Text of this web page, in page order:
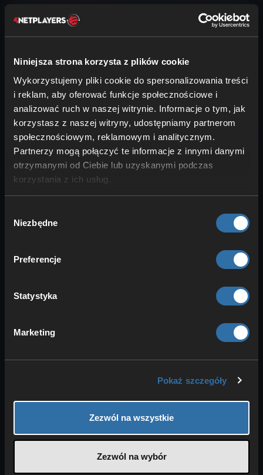
Niniejsza strona korzysta z plików cookie
Wykorzystujemy pliki cookie do spersonalizowania treści
i reklam, aby oferować funkcje społecznościowe i
analizować ruch w naszej witrynie. Informacje o tym, jak
korzystasz z naszej witryny, udostępniamy partnerom
społecznościowym, reklamowym i analitycznym.
Partnerzy mogą połączyć te informacje z innymi danymi
otrzymanymi od Ciebie lub uzyskanymi podczas
korzystania z ich usług.
zgody
Niezbędne
Preferencje
Statystyka
Marketing
Pokaż szczegóły
Zezwól na wszystkie
Zezwól na wybór
Czego nie da się zdobyć w trybie
pokojowym: funkcje i przedmioty
Mimo licznych obejść część mechanik i
przedmiotów w Peaceful pozostaje
bezpośrednio powiązane z potworami:
buzdygan
Żabie światła (Froglights)
potrzebująkostek magmy, których
w Peaceful nie ma.
Mikstura regeneracji: Bez